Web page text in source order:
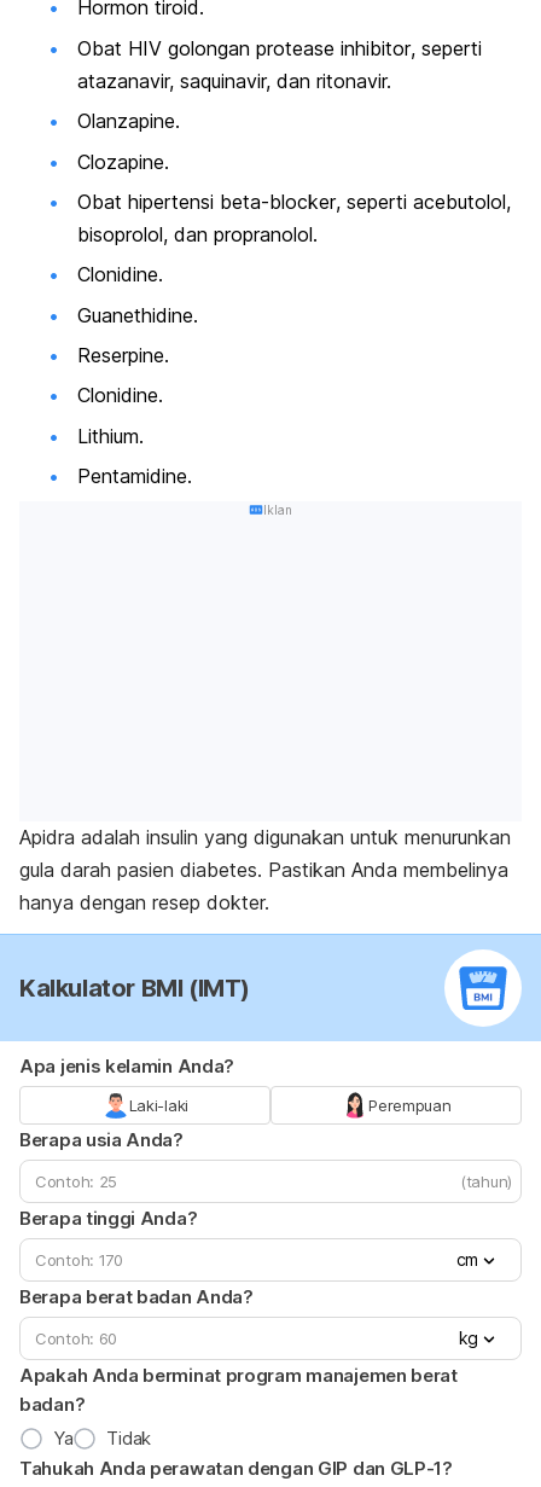
Hormon tiroid.
Obat HIV golongan protease inhibitor, seperti
atazanavir, saquinavir, dan ritonavir.
Olanzapine.
Clozapine.
Obat hipertensi beta-blocker, seperti acebutolol,
bisoprolol, dan propranolol.
Clonidine.
Guanethidine.
Reserpine.
Clonidine.
Lithium.
Pentamidine.
Iklan
Apidra adalah insulin yang digunakan untuk menurunkan
gula darah pasien diabetes. Pastikan Anda membelinya
hanya dengan resep dokter.
Kalkulator BMI (IMT)
Apa jenis kelamin Anda?
Laki-laki Perempuan
Berapa usia Anda?
(tahun)
Berapa tinggi Anda?
cm
Berapa berat badan Anda?
kg
Apakah Anda berminat program manajemen berat
badan?
Ya
Tidak
Tahukah Anda perawatan dengan GIP dan GLP-1?